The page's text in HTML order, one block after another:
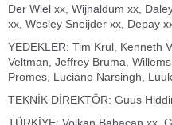
Der Wiel xx, Wijnaldum xx,
xx, Wesley Sneijder xx, Depay
YEDEKLER: Tim Krul, Kenneth
Veltman, Jeffrey Bruma,
Promes, Luciano Narsingh,
TEKNİK DİREKTÖR: Guus